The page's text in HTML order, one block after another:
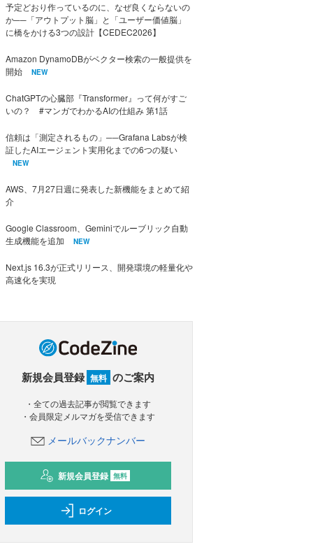
予定どおり作っているのに、なぜ良くならないの
か──「アウトプット脳」と「ユーザー価値脳」
に橋をかける3つの設計【CEDEC2026】
Amazon DynamoDBがベクター検索の一般提供を
開始
NEW
ChatGPTの心臓部『Transformer』って何がすご
いの？ #マンガでわかるAIの仕組み 第1話
信頼は「測定されるもの」──Grafana Labsが検
証したAIエージェント実用化までの6つの疑い
NEW
AWS、7月27日週に発表した新機能をまとめて紹
介
Google Classroom、Geminiでルーブリック自動
生成機能を追加
NEW
Next.js 16.3が正式リリース、開発環境の軽量化や
高速化を実現
新規会員登録 無料 のご案内
・全ての過去記事が閲覧できます
・会員限定メルマガを受信できます
メールバックナンバー
新規会員登録 無料
ログイン